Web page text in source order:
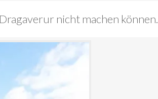
nicht machen können.